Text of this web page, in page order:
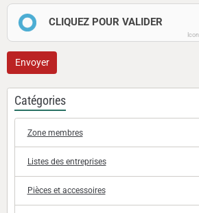
CLIQUEZ POUR VALIDER
Envoyer
Catégories
Zone membres
Listes des entreprises
Pièces et accessoires